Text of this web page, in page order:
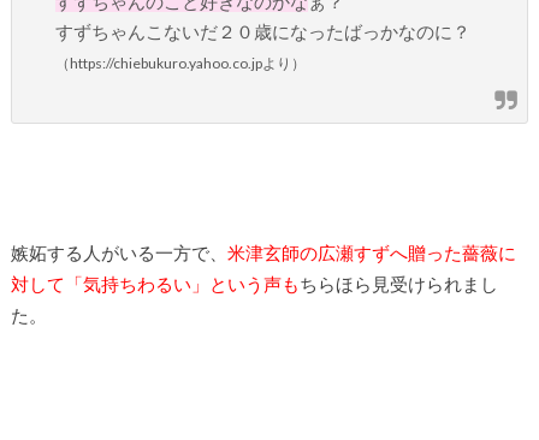
すずちゃんこないだ２０歳になったばっかなのに？
（https://chiebukuro.yahoo.co.jpより）
嫉妬する人がいる一方で、 米津玄師の広瀬すずへ贈った薔薇に
対して「気持ちわるい」という声もちらほら見受けられまし
た。